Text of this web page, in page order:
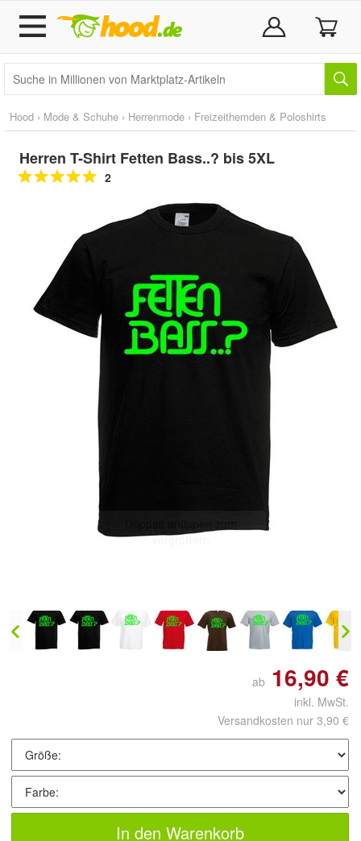
Hood › Mode & Schuhe › Herrenmode › Freizeithemden & Poloshirts
Herren T-Shirt Fetten Bass..? bis 5XL
2
vergrößern
ab 16,90 €
inkl. MwSt.
Versandkosten nur 3,90 €
In den Warenkorb